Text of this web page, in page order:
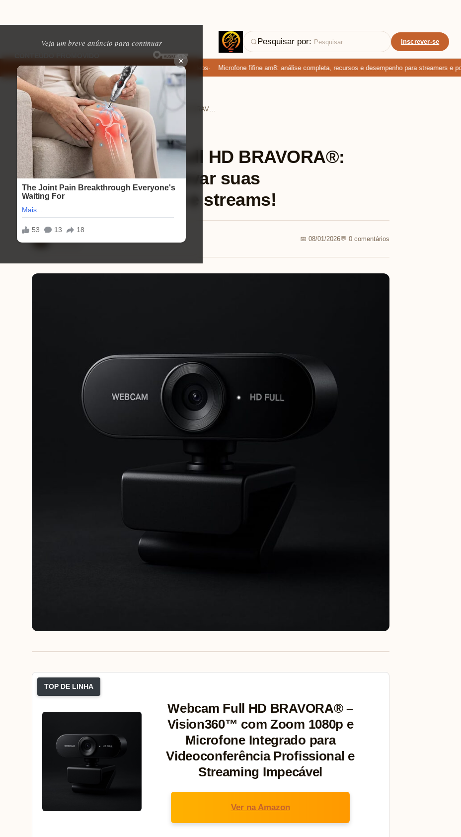
Veja um breve anúncio para continuar
×
Pesquisar por: Inscrever-se
EM ALTA
Onde baixar: apps de namoro que permitem enviar fotos e vídeos Microfone fifine am8: análise completa, recursos e desempenho para streamers e
Home › Eletrônicos ›
Eletrônicos ⏱ 8 min de leitura
Review Webcam Full HD BRAVORA®:
descubra como elevar suas
videoconferências e streams!
Mariana Souza
08/01/2026
📅 08/01/2026💬 0 comentários
TOP DE LINHA
Webcam Full HD BRAVORA® –
Vision360™ com Zoom 1080p e
Microfone Integrado para
Videoconferência Profissional e
Streaming Impecável
Ver na Amazon